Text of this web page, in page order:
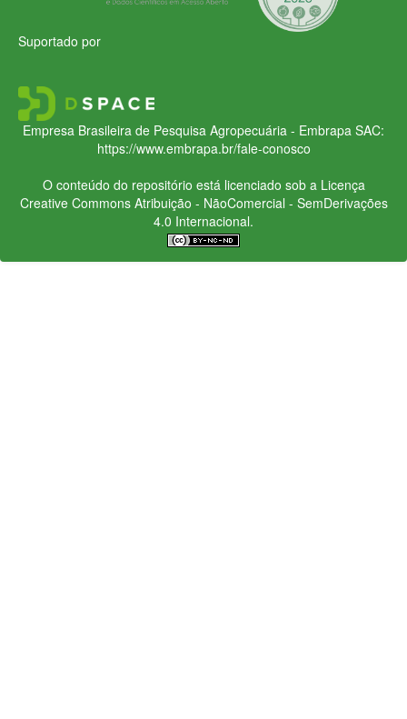
Suportado por
Empresa Brasileira de Pesquisa Agropecuária - Embrapa SAC:
https://www.embrapa.br/fale-conosco
O conteúdo do repositório está licenciado sob a Licença
Creative CommonsAtribuição - NãoComercial - SemDerivações
4.0 Internacional.